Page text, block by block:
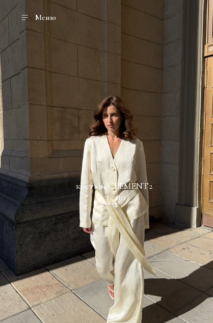
Меню
костюм CLEMENT2
cream